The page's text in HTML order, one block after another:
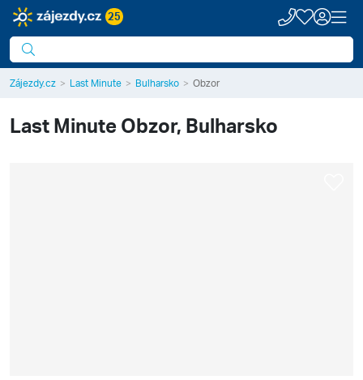
25
Zájezdy.cz Last Minute Bulharsko Obzor
Last MinuteObzor, Bulharsko